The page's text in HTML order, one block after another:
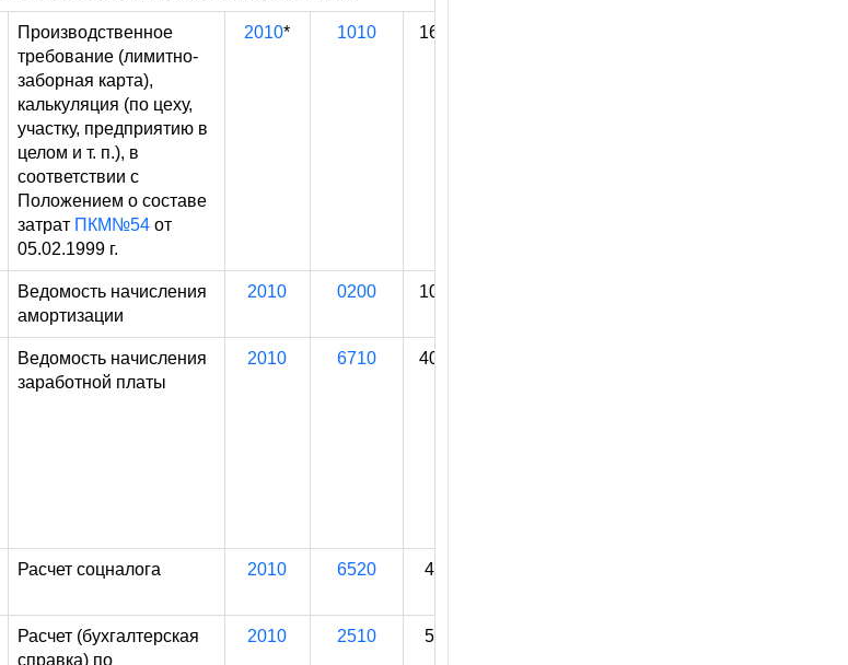
Производственное
требование (лимитно-
заборная карта),
калькуляция (по цеху,
участку, предприятию в
целом и т. п.), в
соответствии с
Положением о составе
затрат ПКМ№54от
05.02.1999 г.
2010* 1010 160 780
Ведомость начисления
амортизации
2010 0200 100 000
Ведомость начисления
заработной платы
2010 6710 400 000
Расчет соцналога 2010 6520 48 000
Расчет (бухгалтерская
справка) по
2010 2510 50 000